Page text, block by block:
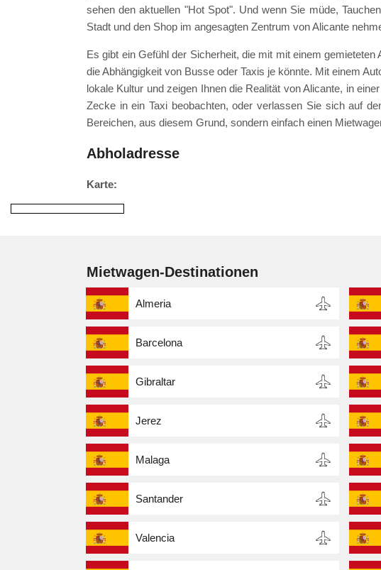
sehen den aktuellen "Hot Spot". Und wenn Sie müde,
Stadt und den Shop im angesagten Zentrum von Alicante
Es gibt ein Gefühl der Sicherheit, die mit mit einem
die Abhängigkeit von Busse oder Taxis je könnte. Mit einem
lokale Kultur und zeigen Ihnen die Realität von Alicante, in
Zecke in ein Taxi beobachten, oder verlassen Sie sich auf
Bereichen, aus diesem Grund, sondern einfach einen
Abholadresse
Karte:
Mietwagen-Destinationen
Almeria
Barcelona
Gibraltar
Jerez
Malaga
Santander
Valencia